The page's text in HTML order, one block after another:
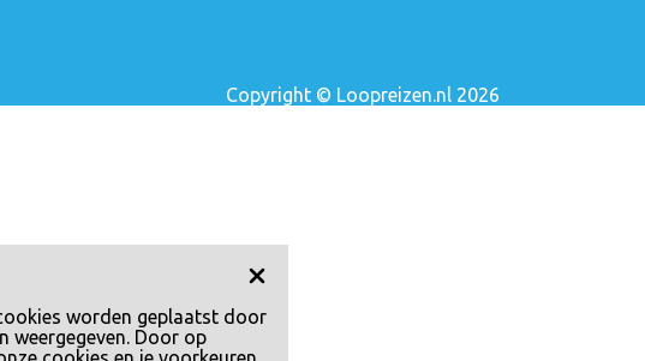
worden geplaatst door
weergegeven. Door op
Copyright © Loopreizen.nl 2026